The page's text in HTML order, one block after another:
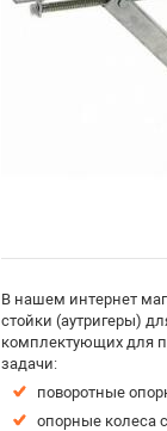
В нашем интернет
стойки (аутригеры)
комплектующих для
задачи:
поворотные
опорные колеса